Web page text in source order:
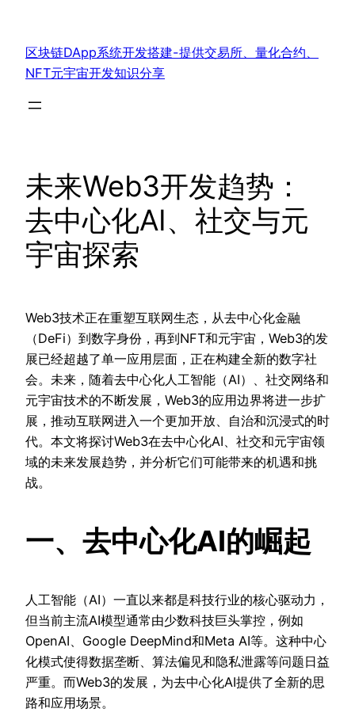
区块链DApp系统开发搭建-提供交易所、量化合约、
NFT元宇宙开发知识分享
未来Web3开发趋势：
去中心化AI、社交与元
宇宙探索
Web3技术正在重塑互联网生态，从去中心化金融
（DeFi）到数字身份，再到NFT和元宇宙，Web3的发
展已经超越了单一应用层面，正在构建全新的数字社
会。未来，随着去中心化人工智能（AI）、社交网络和
元宇宙技术的不断发展，Web3的应用边界将进一步扩
展，推动互联网进入一个更加开放、自治和沉浸式的时
代。本文将探讨Web3在去中心化AI、社交和元宇宙领
域的未来发展趋势，并分析它们可能带来的机遇和挑
战。
一、去中心化AI的崛起
人工智能（AI）一直以来都是科技行业的核心驱动力，
但当前主流AI模型通常由少数科技巨头掌控，例如
OpenAI、Google DeepMind和Meta AI等。这种中心
化模式使得数据垄断、算法偏见和隐私泄露等问题日益
严重。而Web3的发展，为去中心化AI提供了全新的思
路和应用场景。